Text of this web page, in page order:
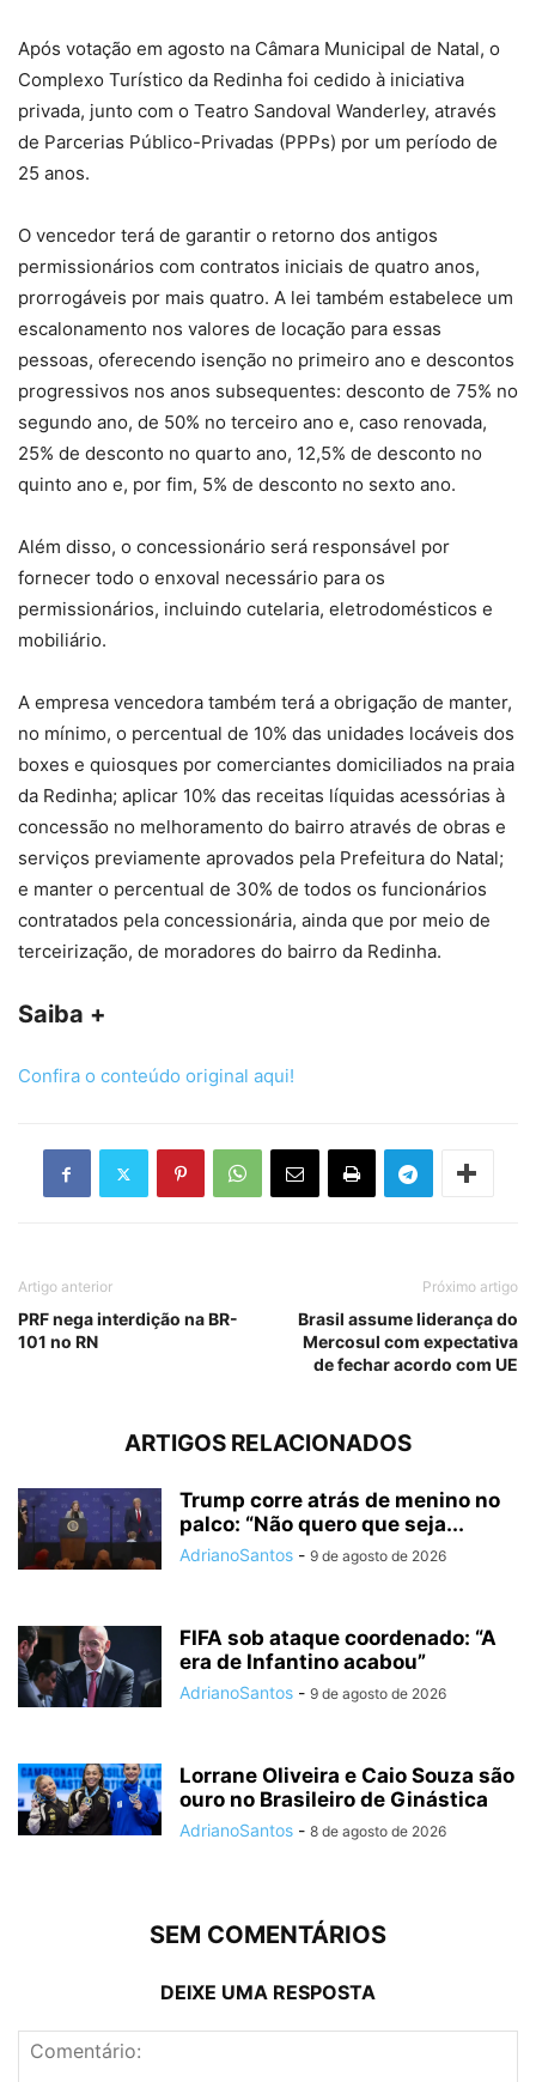
Após votação em agosto na Câmara Municipal de Natal, o
Complexo Turístico da Redinha foi cedido à iniciativa
privada, junto com o Teatro Sandoval Wanderley, através
de Parcerias Público-Privadas (PPPs) por um período de
25 anos.
O vencedor terá de garantir o retorno dos antigos
permissionários com contratos iniciais de quatro anos,
prorrogáveis por mais quatro. A lei também estabelece um
escalonamento nos valores de locação para essas
pessoas, oferecendo isenção no primeiro ano e descontos
progressivos nos anos subsequentes: desconto de 75% no
segundo ano, de 50% no terceiro ano e, caso renovada,
25% de desconto no quarto ano, 12,5% de desconto no
quinto ano e, por fim, 5% de desconto no sexto ano.
Além disso, o concessionário será responsável por
fornecer todo o enxoval necessário para os
permissionários, incluindo cutelaria, eletrodomésticos e
mobiliário.
A empresa vencedora também terá a obrigação de manter,
no mínimo, o percentual de 10% das unidades locáveis dos
boxes e quiosques por comerciantes domiciliados na praia
da Redinha; aplicar 10% das receitas líquidas acessórias à
concessão no melhoramento do bairro através de obras e
serviços previamente aprovados pela Prefeitura do Natal;
e manter o percentual de 30% de todos os funcionários
contratados pela concessionária, ainda que por meio de
terceirização, de moradores do bairro da Redinha.
Saiba +
Confira o conteúdo original aqui!
Artigo anterior
PRF nega interdição na BR-
101 no RN
Próximo artigo
Brasil assume liderança do
Mercosul com expectativa
de fechar acordo com UE
ARTIGOS RELACIONADOS
Trump corre atrás de menino no
palco: “Não quero que seja...
AdrianoSantos - 9 de agosto de 2026
FIFA sob ataque coordenado: “A
era de Infantino acabou”
AdrianoSantos - 9 de agosto de 2026
Lorrane Oliveira e Caio Souza são
ouro no Brasileiro de Ginástica
AdrianoSantos - 8 de agosto de 2026
SEM COMENTÁRIOS
DEIXE UMA RESPOSTA